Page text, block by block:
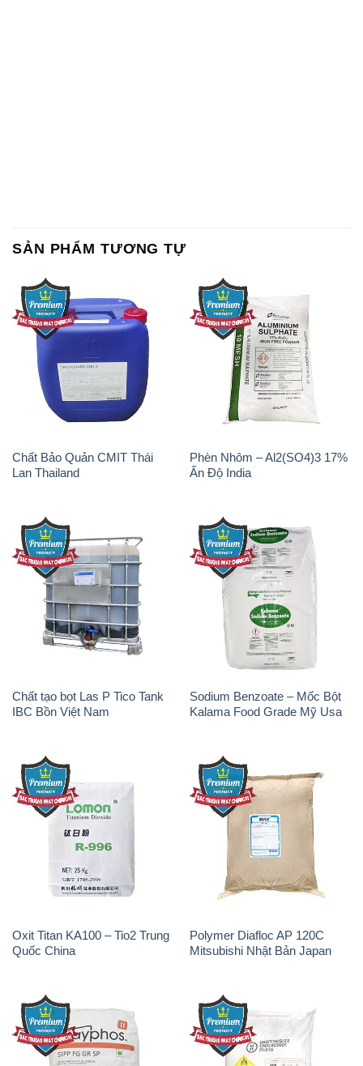
Chất Bảo Quản CMIT Thái
Lan Thailand
Phèn Nhôm – Al2(SO4)3 17%
Ấn Độ India
Chất tạo bọt Las P Tico Tank
IBC Bồn Việt Nam
Sodium Benzoate – Mốc Bột
Kalama Food Grade Mỹ Usa
Oxit Titan KA100 – Tio2 Trung
Polymer Diafloc AP 120C
Mitsubishi Nhật Bản Japan